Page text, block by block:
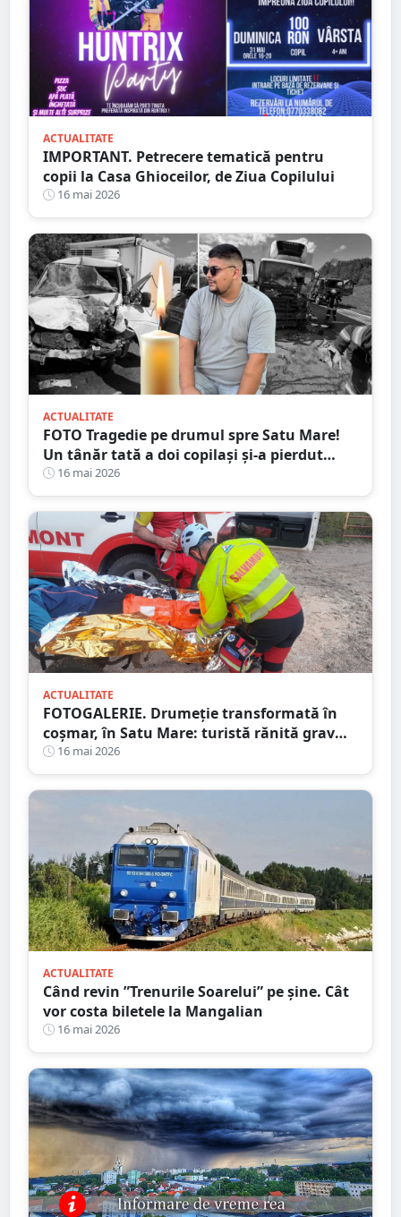
ACTUALITATE
IMPORTANT. Petrecere tematică pentru
copii la Casa Ghioceilor, de Ziua Copilului
16 mai 2026
ACTUALITATE
FOTO Tragedie pe drumul spre Satu Mare!
Un tânăr tată a doi copilași și-a pierdut
viața într-un accident cumplit
16 mai 2026
ACTUALITATE
FOTOGALERIE. Drumeție transformată în
coșmar, în Satu Mare: turistă rănită grav
după ce a alergat pe un traseu acoperit cu
frunze
16 mai 2026
ACTUALITATE
Când revin ”Trenurile Soarelui” pe şine. Cât
vor costa biletele la Mangalian
16 mai 2026